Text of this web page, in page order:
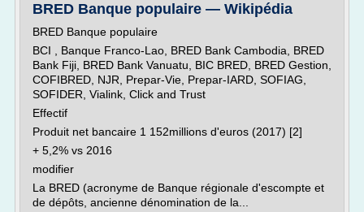
BRED Banque populaire — Wikipédia
BRED Banque populaire
BCI , Banque Franco-Lao, BRED Bank Cambodia, BRED
Bank Fiji, BRED Bank Vanuatu, BIC BRED, BRED Gestion,
COFIBRED, NJR, Prepar-Vie, Prepar-IARD, SOFIAG,
SOFIDER, Vialink, Click and Trust
Effectif
Produit net bancaire 1 152millions d'euros (2017) [2]
+ 5,2% vs 2016
modifier
La BRED (acronyme de Banque régionale d'escompte et
de dépôts, ancienne dénomination de la...